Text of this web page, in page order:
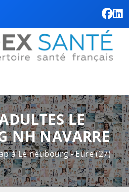
LE
NH NAVARRE
à Le neubourg - Eure (27)